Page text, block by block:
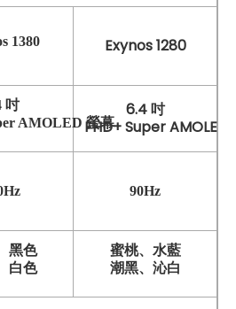
1380 Exynos 1280
吋
AMOLED 螢幕
6.4 吋
FHD+ Super AMOLED
90Hz
黑色
白色
蜜桃、水藍
潮黑、沁白